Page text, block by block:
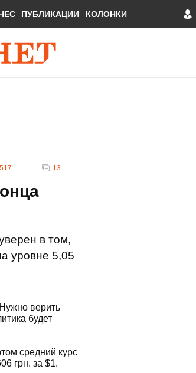
ПУБЛИКАЦИИ КОЛОНКИ
517 13
в том,
уровне 5,05
верить
будет
средний курс
грн. за $1.